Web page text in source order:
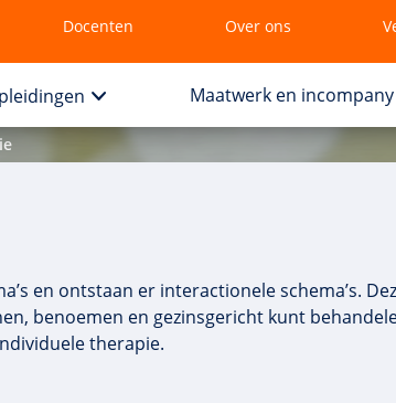
Docenten Over ons
Maatwerk en incompany
en ontstaan er interactionele schema’s.
benoemen en gezinsgericht kunt
therapie.